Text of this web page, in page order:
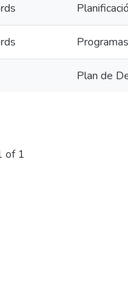
Plan de
of 1